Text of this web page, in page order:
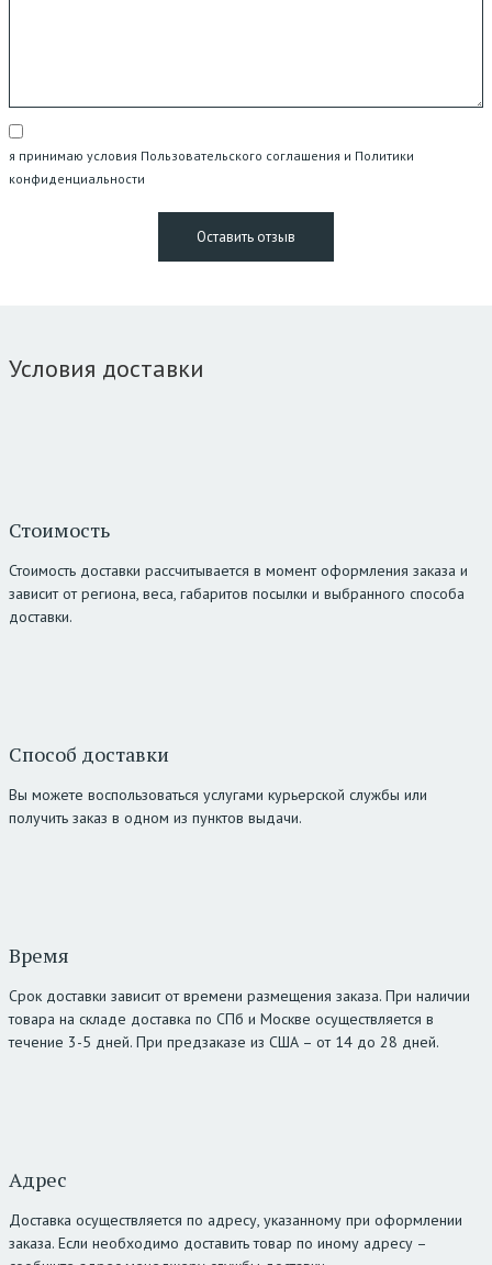
я принимаю условия Пользовательского соглашения и Политики
конфиденциальности
Условия доставки
Стоимость
Стоимость доставки рассчитывается в момент оформления заказа и
зависит от региона, веса, габаритов посылки и выбранного способа
доставки.
Способ доставки
Вы можете воспользоваться услугами курьерской службы или
получить заказ в одном из пунктов выдачи.
Время
Срок доставки зависит от времени размещения заказа. При наличии
товара на складе доставка по СПб и Москве осуществляется в
течение 3-5 дней. При предзаказе из США – от 14 до 28 дней.
Адрес
Доставка осуществляется по адресу, указанному при оформлении
заказа. Если необходимо доставить товар по иному адресу –